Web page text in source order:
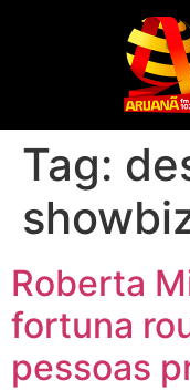
Tag:
Roberta
fortuna
pessoas